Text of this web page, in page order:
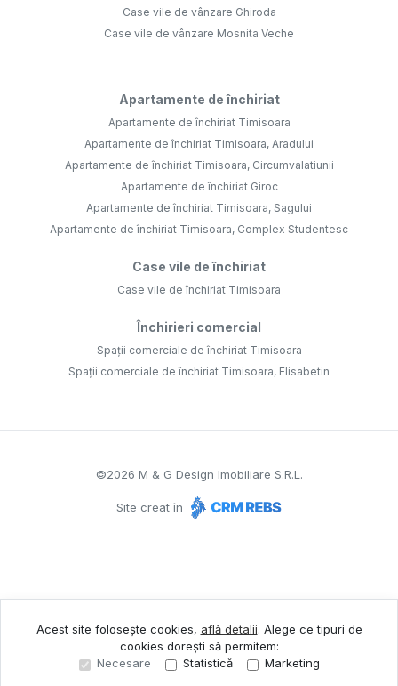
Case vile de vânzare Ghiroda
Case vile de vânzare Mosnita Veche
Apartamente de închiriat
Apartamente de închiriat Timisoara
Apartamente de închiriat Timisoara, Aradului
Apartamente de închiriat Timisoara, Circumvalatiunii
Apartamente de închiriat Giroc
Apartamente de închiriat Timisoara, Sagului
Apartamente de închiriat Timisoara, Complex Studentesc
Case vile de închiriat
Case vile de închiriat Timisoara
Închirieri comercial
Spații comerciale de închiriat Timisoara
Spații comerciale de închiriat Timisoara, Elisabetin
©2026 M & G Design Imobiliare S.R.L.
Site creat în
Acest site folosește cookies, află detalii. Alege ce tipuri de
cookies dorești să permitem:
Necesare
Statistică Marketing